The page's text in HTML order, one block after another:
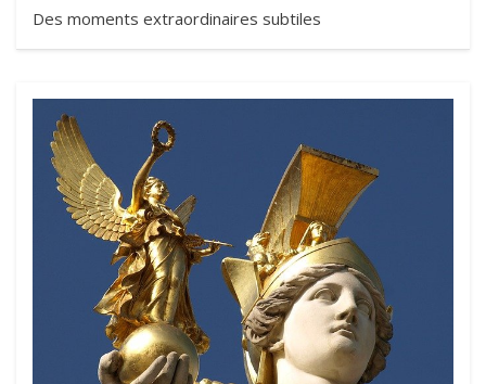
Des moments extraordinaires subtiles